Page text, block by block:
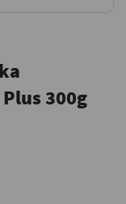
300g